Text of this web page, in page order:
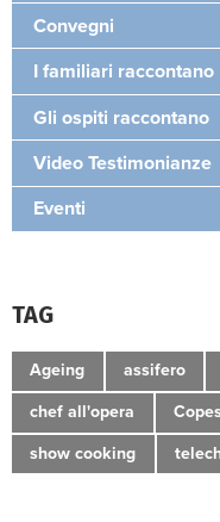
Convegni
I familiari raccontano
Gli ospiti raccontano
Video Testimonianze
Eventi
TAG
Ageing assifero
chef all'opera Copes
show cooking